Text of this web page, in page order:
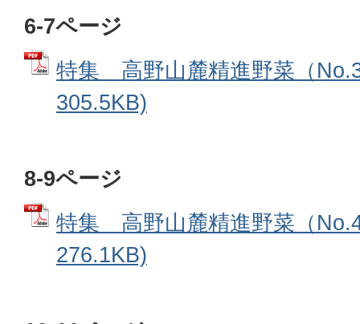
6-7ページ
特集 高野山麓精進野菜（
305.5KB)
8-9ページ
特集 高野山麓精進野菜（
276.1KB)